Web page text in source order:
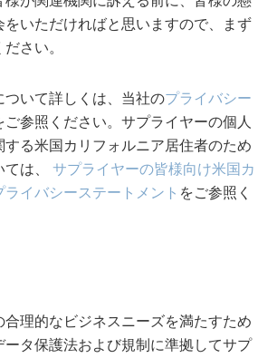
いただければと思いますので、まず
さい。
ついて詳しくは、当社のプライバシー
ご参照ください。サプライヤーの個人
する米国カリフォルニア居住者のため
は、 サプライヤーの皆様向け米国カ
ライバシーステートメント をご参照く
合理的なビジネスニーズを満たすため
ータ保護法および規制に準拠してサプ